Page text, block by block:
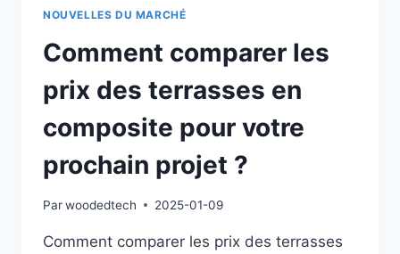
NOUVELLES DU MARCHÉ
Comment comparer les
prix des terrasses en
composite pour votre
prochain projet ?
Parwoodedtech 2025-01-09
Comment comparer les prix des terrasses